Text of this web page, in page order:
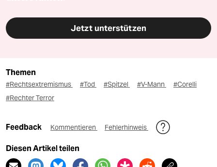
Jetzt unterstützen
Themen
#Rechtsextremismus #Tod #Spitzel #V-Mann
#Corelli
#Rechter Terror
Feedback Kommentieren Fehlerhinweis
Diesen Artikel teilen